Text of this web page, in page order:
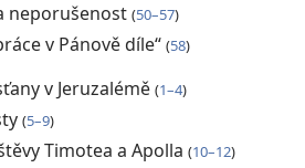
neporušenost (50–57)
v Pánově díle“ (58)
v Jeruzalémě (1–4)
(5–9)
Timotea a Apolla (10–12)